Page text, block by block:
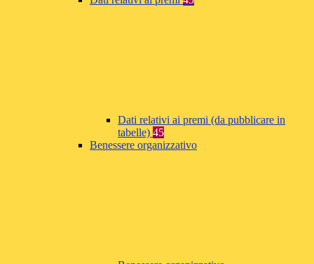
Dati relativi ai premi (da pubblicare in
tabelle) 45
Benessere organizzativo